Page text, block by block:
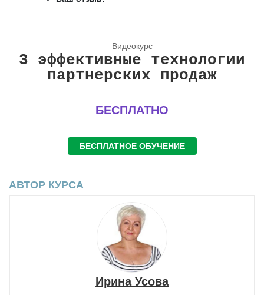
— Видеокурс —
3 эффективные технологии
партнерских продаж
БЕСПЛАТНО
БЕСПЛАТНОЕ ОБУЧЕНИЕ
АВТОР КУРСА
Ирина Усова